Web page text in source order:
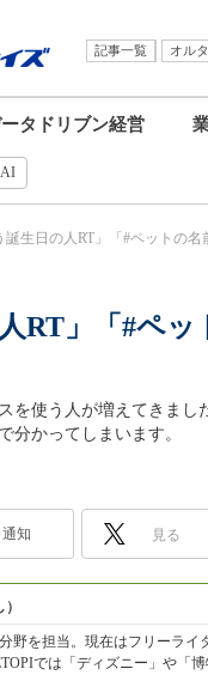
記事一覧 オル
タドリブン経営
誕生日の人RT」「#ペットの名
RT」「#ペ
を使う人が増えてきま
分かってしまいます。
通知 見る
野を担当。現在はフリーラ
では「ディズニー」や「